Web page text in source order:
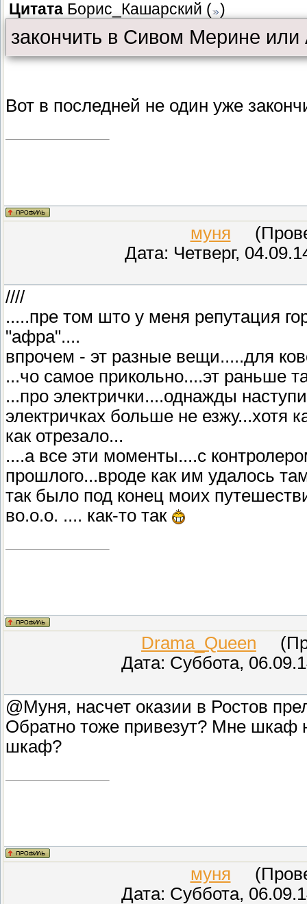
Цитата Борис_Кашарский ( )
закончить в Сивом Мерине
Вот в последней не один уже
муня
Дата: Четверг,
////
.....пре том што у меня репутация
"афра"....
впрочем - эт разные вещи.....для
...чо самое прикольно....эт раньше
...про электрички....однажды
электричках больше не езжу...хотя
как отрезало...
....а все эти моменты....с
прошлого...вроде как им удалось
так было под конец моих
во.о.о. .... как-то так
Drama_Queen
Дата: Суббота,
@Муня, насчет оказии в Ростов
Обратно тоже привезут? Мне шкаф
шкаф?
муня
Дата: Суббота,